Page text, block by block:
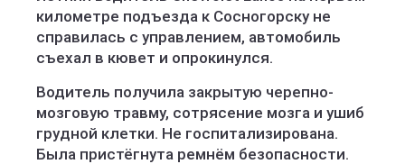
километре подъезда к Сосногорску не
справилась с управлением, автомобиль
съехал в кювет и опрокинулся.
Водитель получила закрытую черепно-
мозговую травму, сотрясение мозга и ушиб
грудной клетки. Не госпитализирована.
Была пристёгнута ремнём безопасности.